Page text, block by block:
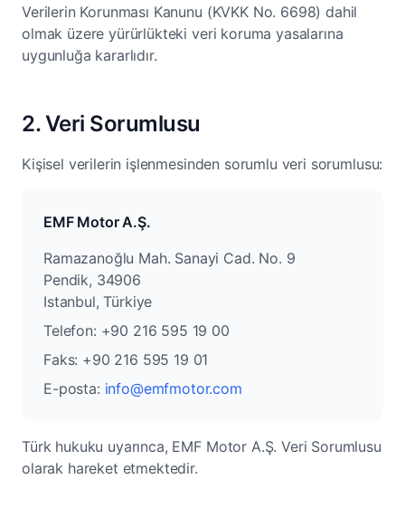
Verilerin Korunması Kanunu (KVKK No. 6698) dahil
olmak üzere yürürlükteki veri koruma yasalarına
uygunluğa kararlıdır.
2. Veri Sorumlusu
Kişisel verilerin işlenmesinden sorumlu veri sorumlusu:
EMF Motor A.Ş.
Ramazanoğlu Mah. Sanayi Cad. No. 9
Pendik, 34906
Istanbul, Türkiye
Telefon: +90 216 595 19 00
Faks: +90 216 595 19 01
E-posta: info@emfmotor.com
Türk hukuku uyarınca, EMF Motor A.Ş. Veri Sorumlusu
olarak hareket etmektedir.